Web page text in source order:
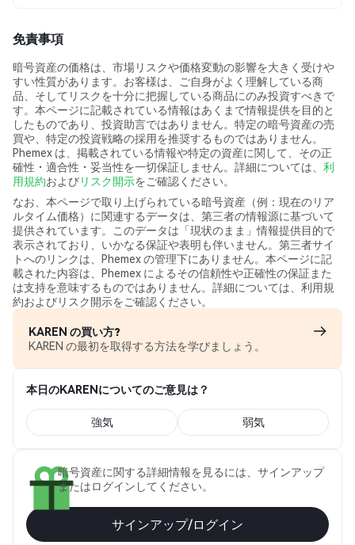
免責事項
暗号資産の価格は、市場リスクや価格変動の影響を大きく受けや
すい性質があります。お客様は、ご自身がよく理解している商
品、そしてリスクを十分に把握している商品にのみ投資すべきで
す。本ページに記載されている情報はあくまで情報提供を目的と
したものであり、投資助言ではありません。特定の暗号資産の売
買や、特定の投資戦略の採用を推奨するものではありません。
Phemex は、掲載されている情報や特定の資産に関して、その正
確性・適合性・妥当性を一切保証しません。詳細については、 利
用規約およびリスク開示をご確認ください。
なお、本ページで取り上げられている暗号資産（例：現在のリア
ルタイム価格）に関連するデータは、第三者の情報源に基づいて
提供されています。このデータは「現状のまま」情報提供目的で
表示されており、いかなる保証や表明も伴いません。第三者サイ
トへのリンクは、Phemex の管理下にありません。本ページに記
載された内容は、Phemex によるその信頼性や正確性の保証また
は支持を意味するものではありません。詳細については、利用規
約およびリスク開示をご確認ください。
KAREN の買い方?
KAREN の最初を取得する方法を学びましょう。
本日のKARENについてのご意見は？
強気 弱気
暗号資産に関する詳細情報を見るには、サインアップ
またはログインしてください。
サインアップ/ログイン